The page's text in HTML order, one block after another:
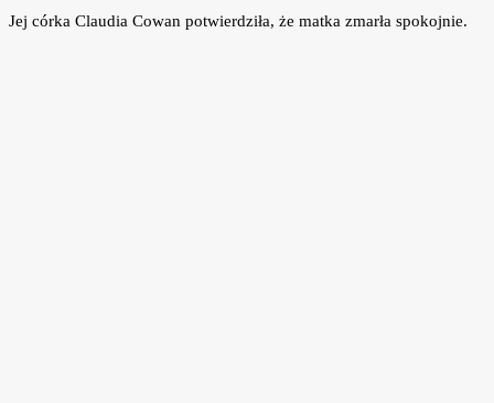
Jej córka Claudia Cowan potwierdziła, że matka zmarła spokojnie.